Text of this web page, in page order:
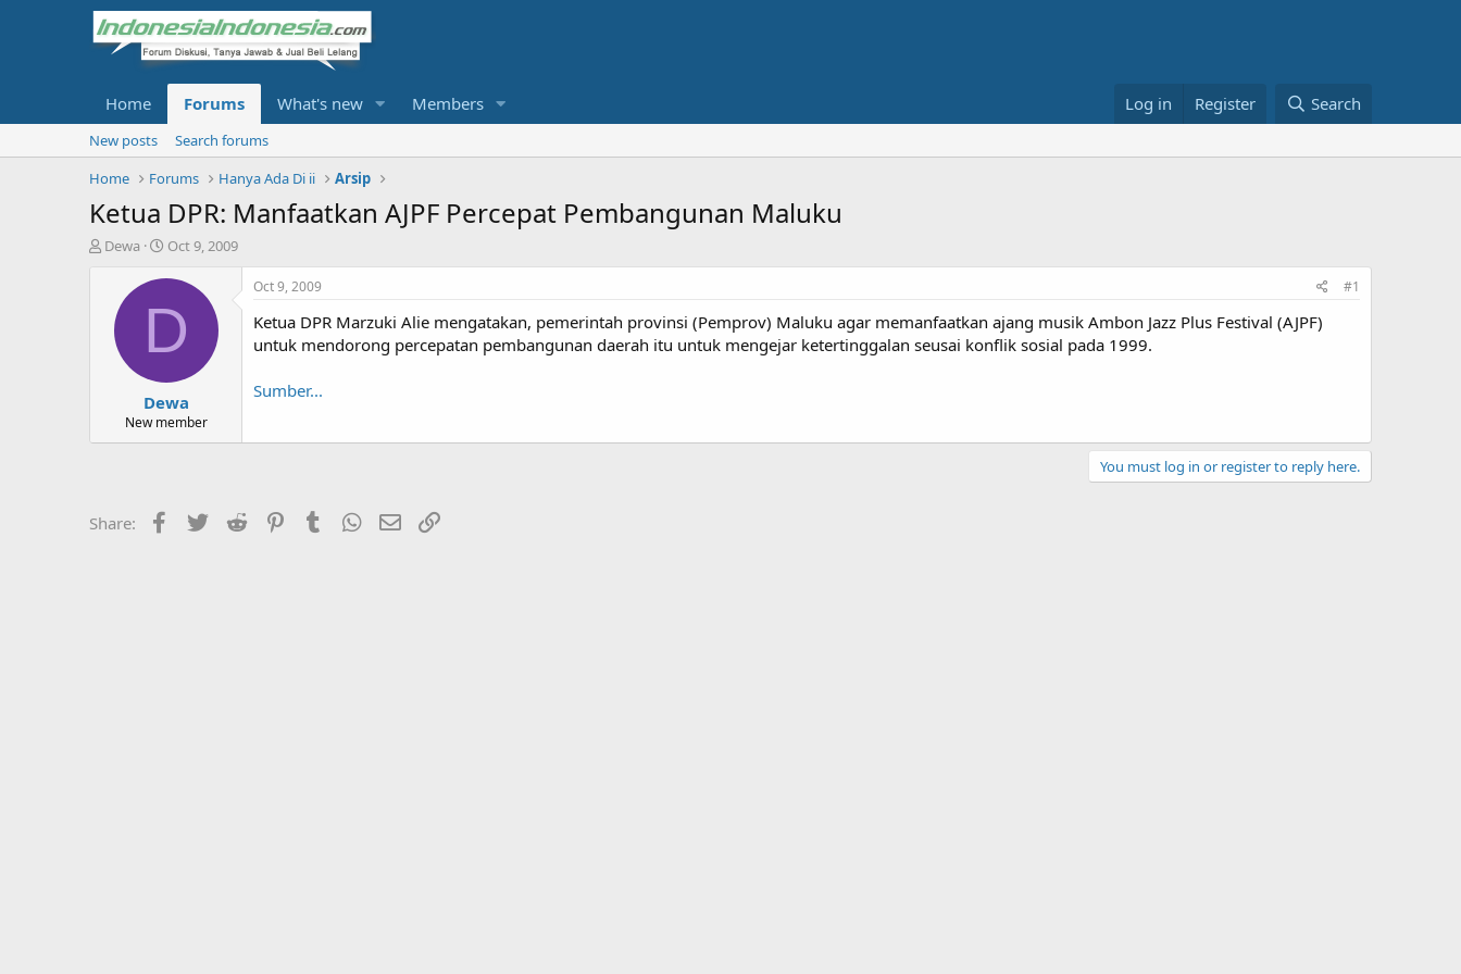
Home Forums What's new Members Log in Register Search
New posts
Search forums
Home
Forums Hanya Ada Di ii Arsip
Ketua DPR: Manfaatkan AJPF Percepat Pembangunan Maluku
T
t
Dewa
S
a
d
t
e
Oct 9, 2009
D
Dewa
New member
Oct 9, 2009 #1
Ketua DPR Marzuki Alie mengatakan, pemerintah provinsi (Pemprov) Maluku agar memanfaatkan ajang musik Ambon Jazz Plus Festival (AJPF)
untuk mendorong percepatan pembangunan daerah itu untuk mengejar ketertinggalan seusai konflik sosial pada 1999.
Sumber...
You must log in or register to reply here.
Share: Facebook
Twitter Reddit PinterestTumblrWhatsApp
Email